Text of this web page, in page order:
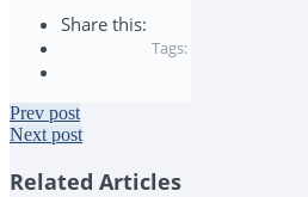
Share this:
Tags:
Prev post
Next post
Related Articles